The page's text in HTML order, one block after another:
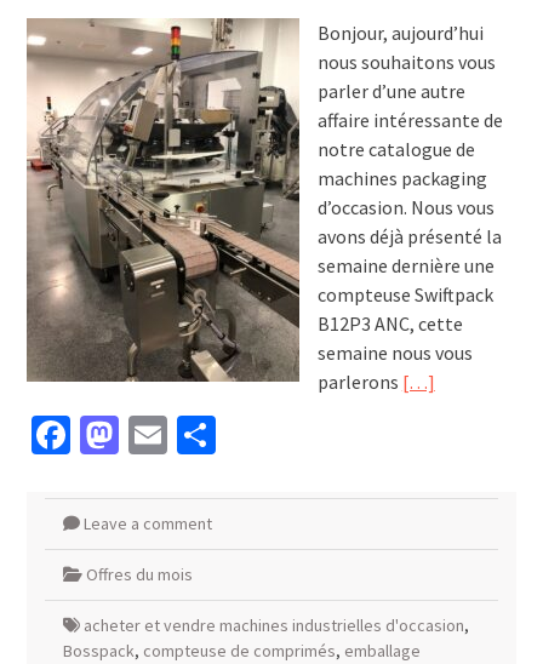
Bonjour, aujourd’hui
nous souhaitons vous
parler d’une autre
affaire intéressante de
notre catalogue de
machines packaging
d’occasion. Nous vous
avons déjà présenté la
semaine dernière une
compteuse Swiftpack
B12P3 ANC, cette
semaine nous vous
parlerons […]
Facebook
Mastodon
EmailPartager
Leave a comment
Offres du mois
acheter et vendre machines industrielles d'occasion,
Bosspack, compteuse de comprimés, emballage